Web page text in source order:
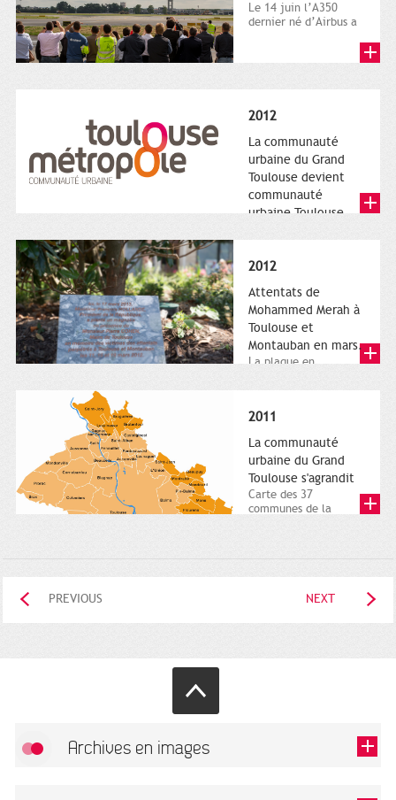
Le 14 juin l’A350
dernier né d’Airbus a
2012
La communauté
urbaine du Grand
Toulouse devient
communauté
urbaine Toulouse
Métropole,
représentant l'anneau
de Moëbius.
2012
Attentats de
Mohammed Merah à
Toulouse et
Montauban en mars.
La plaque en
Charles-de-Gaulle.
2011
La communauté
urbaine du Grand
Toulouse s'agrandit
Carte des 37
communes de la
PREVIOUS NEXT
Archives en images